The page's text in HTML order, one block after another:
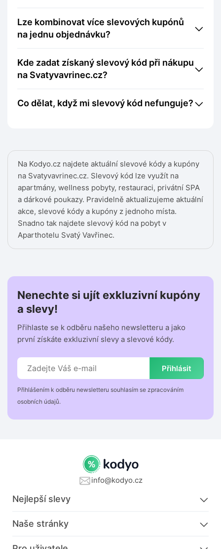
Na Kodyo.cz najdete aktuální slevové kódy a kupóny
na Svatyvavrinec.cz. Slevový kód lze využít na
apartmány, wellness pobyty, restauraci, privátní SPA
a dárkové poukazy. Pravidelně aktualizujeme aktuální
akce, slevové kódy a kupóny z jednoho místa.
Snadno tak najdete slevový kód na pobyt v
Aparthotelu Svatý Vavřinec.
Lze kombinovat více slevových kupónů
na jednu objednávku?
Kde zadat získaný slevový kód při nákupu
na Svatyvavrinec.cz?
Co dělat, když mi slevový kód nefunguje?
Nenechte si ujít exkluzivní kupóny
a slevy!
Přihlaste se k odběru našeho newsletteru a jako
první získáte exkluzivní slevy a slevové kódy.
Přihlásit
Přihlášením k odběru newsletteru souhlasím se zpracováním
osobních údajů.
info@kodyo.cz
Nejlepší slevy
Naše stránky